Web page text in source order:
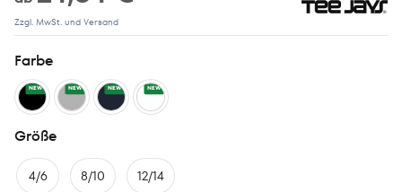
Zzgl. MwSt. und Versand
Farbe
NEW NEW NEW NEW
Größe
4/6 8/10 12/14